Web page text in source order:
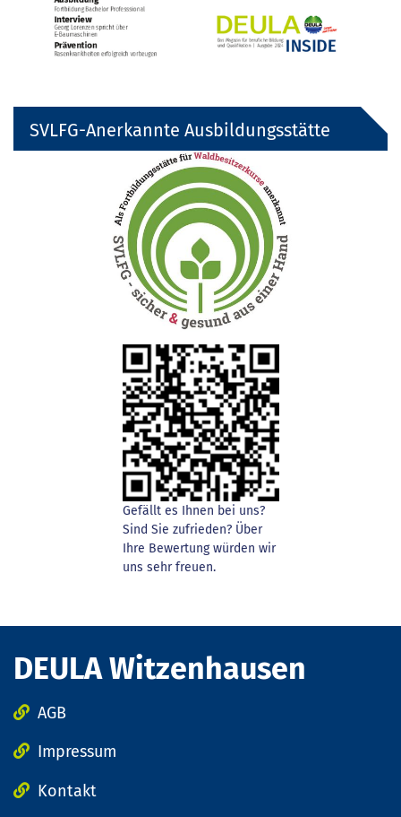
SVLFG-Anerkannte Ausbildungsstätte
Gefällt es Ihnen bei uns?
Sind Sie zufrieden? Über
Ihre Bewertung würden wir
uns sehr freuen.
DEULA Witzenhausen
AGB
Impressum
Kontakt